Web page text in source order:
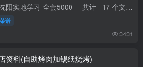
| |—-437-锡纸烧烤沈阳实地学习-全套5000 共计 17 个文件 | | |—-沈阳实地学习；小料.mp4 大小 108.28M | | ...
谱
3431
资料(自助烤肉加锡纸烧烤)